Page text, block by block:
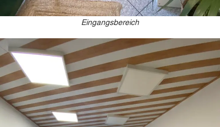
Eingangsbereich